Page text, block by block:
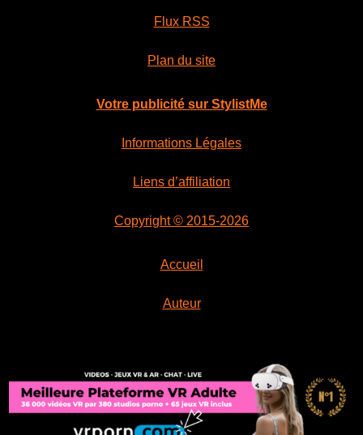
Flux RSS
Plan du site
Votre publicité sur StylistMe
Informations Légales
Liens d’affiliation
Copyright © 2015-2026
Accueil
Auteur